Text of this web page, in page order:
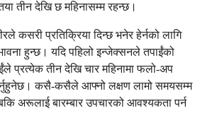
तीन देखि छ महिनासम्म रहन्छ।
कसरी प्रतिक्रिया दिन्छ भनेर हेर्नको लागि
हुन्छ। यदि पहिलो इन्जेक्सनले तपाईंको
प्रत्येक तीन देखि चार महिनामा फलो-अप
कसै-कसैले आफ्नो लक्षण लामो समयसम्म
अरूलाई बारम्बार उपचारको आवश्यकता पर्न